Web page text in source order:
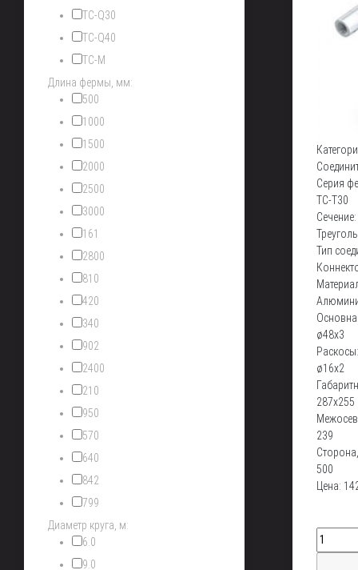
TC-Q30
TC-Q40
TC-M
Длина фермы, мм:
500
1000
1500
2000
2500
3000
161
2800
810
420
340
902
2400
210
950
570
640
842
799
Диаметр круга, м:
6.0
9.0
Серия
TC-T30
Сечение:
Тип
ø48х3
Раскосы:
ø16х2
287x255
239
500
Цена: